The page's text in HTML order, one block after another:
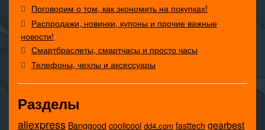
Поговорим о том, как экономить на покупках!
Распродажи, новинки, купоны и прочие важные
новости!
Смартбраслеты, смартчасы и просто часы
Телефоны, чехлы и аксессуары
Разделы
aliexpress Banggood coolicool dd4.com fasttech gearbest